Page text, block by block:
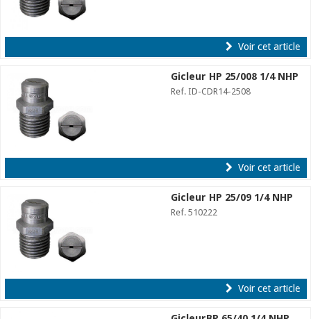
Voir cet article
Gicleur HP 25/008 1/4 NHP
Ref. ID-CDR14-2508
Voir cet article
Gicleur HP 25/09 1/4 NHP
Ref. 510222
Voir cet article